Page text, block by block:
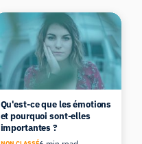
Qu'est-ce que les émotions
et pourquoi sont-elles
importantes ?